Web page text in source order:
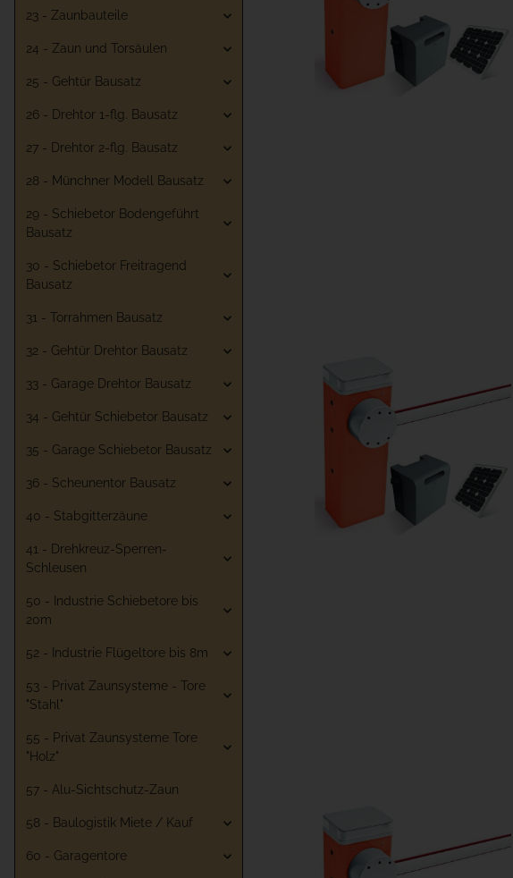
23 - Zaunbauteile
24 - Zaun und Torsäulen
25 - Gehtür Bausatz
26 - Drehtor 1-flg. Bausatz
27 - Drehtor 2-flg. Bausatz
28 - Münchner Modell Bausatz
29 - Schiebetor Bodengeführt
Bausatz
30 - Schiebetor Freitragend
Bausatz
31 - Torrahmen Bausatz
32 - Gehtür Drehtor Bausatz
33 - Garage Drehtor Bausatz
34 - Gehtür Schiebetor Bausatz
35 - Garage Schiebetor Bausatz
36 - Scheunentor Bausatz
40 - Stabgitterzäune
41 - Drehkreuz-Sperren-
Schleusen
50 - Industrie Schiebetore bis
20m
52 - Industrie Flügeltore bis 8m
53 - Privat Zaunsysteme - Tore
"Stahl"
55 - Privat Zaunsysteme Tore
"Holz"
57 - Alu-Sichtschutz-Zaun
58 - Baulogistik Miete / Kauf
60 - Garagentore